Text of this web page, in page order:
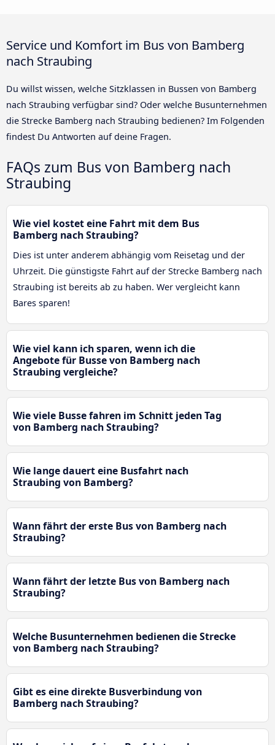
Service und Komfort im Bus von Bamberg
nach Straubing
Du willst wissen, welche Sitzklassen in Bussen von Bamberg
nach Straubing verfügbar sind? Oder welche Busunternehmen
die Strecke Bamberg nach Straubing bedienen? Im Folgenden
findest Du Antworten auf deine Fragen.
FAQs zum Bus von Bamberg nach
Straubing
Wie viel kostet eine Fahrt mit dem Bus
Bamberg nach Straubing?
Dies ist unter anderem abhängig vom Reisetag und der
Uhrzeit. Die günstigste Fahrt auf der Strecke Bamberg nach
Straubing ist bereits ab zu haben. Wer vergleicht kann
Bares sparen!
Wie viel kann ich sparen, wenn ich die
Angebote für Busse von Bamberg nach
Straubing vergleiche?
Wie viele Busse fahren im Schnitt jeden Tag
von Bamberg nach Straubing?
Wie lange dauert eine Busfahrt nach
Straubing von Bamberg?
Wann fährt der erste Bus von Bamberg nach
Straubing?
Wann fährt der letzte Bus von Bamberg nach
Straubing?
Welche Busunternehmen bedienen die Strecke
von Bamberg nach Straubing?
Gibt es eine direkte Busverbindung von
Bamberg nach Straubing?